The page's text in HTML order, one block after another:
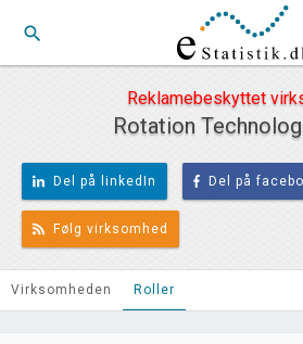
search
Reklamebeskyttet
Rotation
Del på linkedIn Del på
Følg virksomhed
Virksomheden Roller